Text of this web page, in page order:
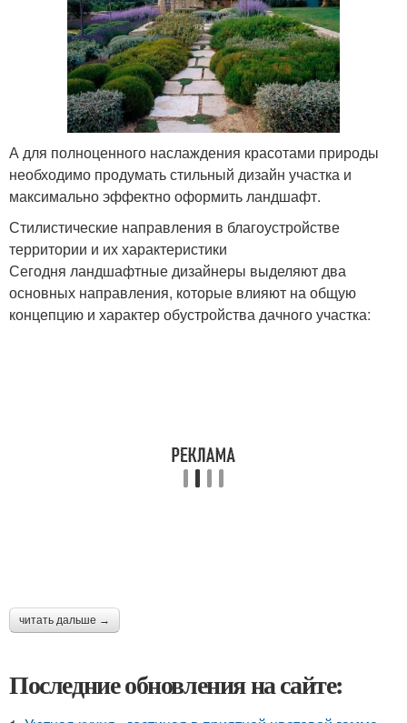
А для полноценного наслаждения красотами природы
необходимо продумать стильный дизайн участка и
максимально эффектно оформить ландшафт.
Стилистические направления в благоустройстве
территории и их характеристики
Сегодня ландшафтные дизайнеры выделяют два
основных направления, которые влияют на общую
концепцию и характер обустройства дачного участка:
читать дальше →
Последние обновления на сайте: